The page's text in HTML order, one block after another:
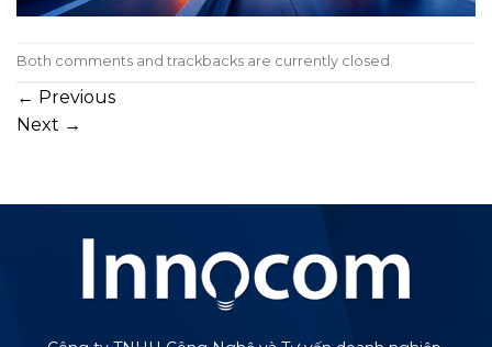
Both comments and trackbacks are currently closed.
← Previous
Next →